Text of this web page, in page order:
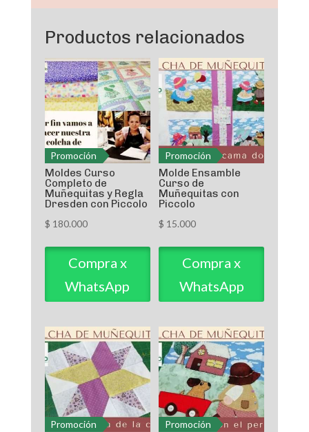
Productos relacionados
Promoción
Moldes Curso
Completo de
Muñequitas y Regla
Dresden con Piccolo
$ 180.000
Compra x
WhatsApp
Promoción
Molde Ensamble
Curso de
Muñequitas con
Piccolo
$ 15.000
Compra x
WhatsApp
Promoción Promoción